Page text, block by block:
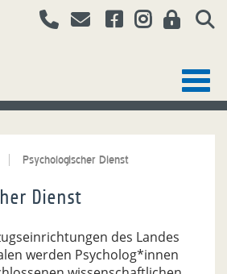
Psychologischer Dienst
Dienst
des Landes
werden Psycholog*innen